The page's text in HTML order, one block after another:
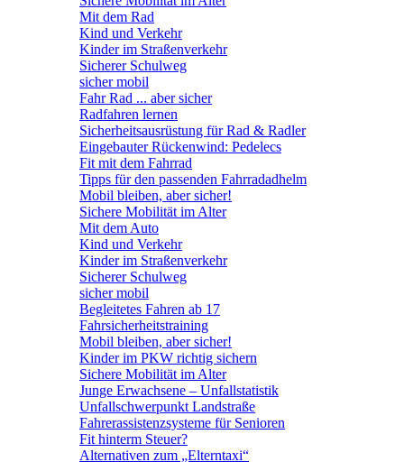
Mit dem Rad
Kind und Verkehr
Kinder im Straßenverkehr
Sicherer Schulweg
sicher mobil
Fahr Rad ... aber sicher
Radfahren lernen
Sicherheitsausrüstung für Rad & Radler
Eingebauter Rückenwind: Pedelecs
Fit mit dem Fahrrad
Tipps für den passenden Fahrradadhelm
Mobil bleiben, aber sicher!
Sichere Mobilität im Alter
Mit dem Auto
Kind und Verkehr
Kinder im Straßenverkehr
Sicherer Schulweg
sicher mobil
Begleitetes Fahren ab 17
Fahrsicherheitstraining
Mobil bleiben, aber sicher!
Kinder im PKW richtig sichern
Sichere Mobilität im Alter
Junge Erwachsene – Unfallstatistik
Unfallschwerpunkt Landstraße
Fahrerassistenzsysteme für Senioren
Fit hinterm Steuer?
Alternativen zum „Elterntaxi“